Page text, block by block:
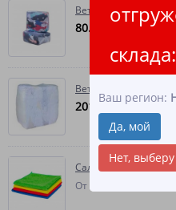
склада:
Ваш регион:
Да, мой
Нет,
Ветошь коттон
80.70
Ветошь белая
201.30 руб.
Салфетка из
От